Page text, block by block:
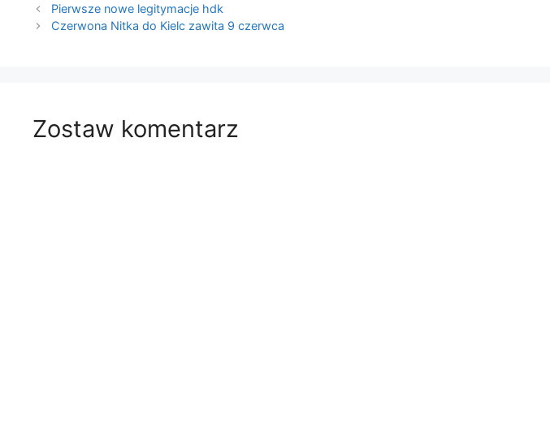
Pierwsze nowe legitymacje hdk
Czerwona Nitka do Kielc zawita 9 czerwca
Zostaw komentarz